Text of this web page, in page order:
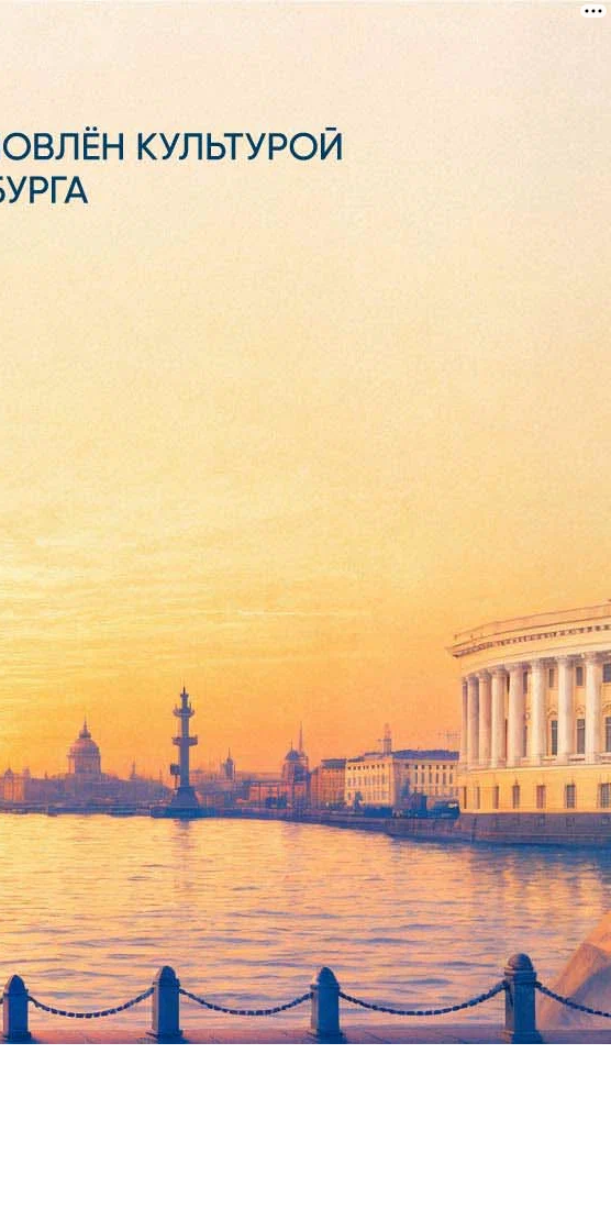
анфиладами Екатерининского дворца теперь можно и онлайн.
Северной столицы.
с егопрудами,Екатерининский дворец(причём пресс-служба Google
,Петропавловская крепость(Петропавловский собор можно исследовать